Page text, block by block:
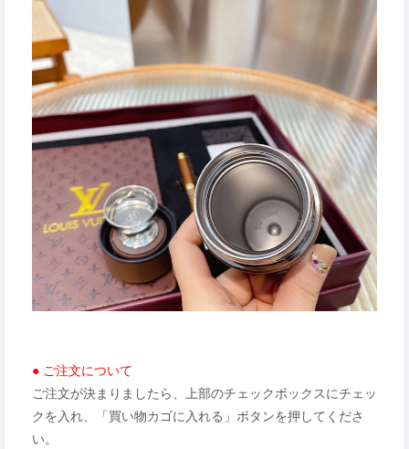
● ご注文について
ご注文が決まりましたら、上部のチェックボックスにチェッ
クを入れ、「買い物カゴに入れる」ボタンを押してくださ
い。